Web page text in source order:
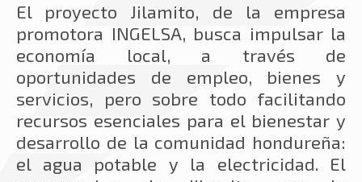
El proyecto Jilamito, de la empresa
promotora INGELSA, busca impulsar la
economía local, a través de
oportunidades de empleo, bienes y
servicios, pero sobre todo facilitando
recursos esenciales para el bienestar y
desarrollo de la comunidad hondureña:
el agua potable y la electricidad. El